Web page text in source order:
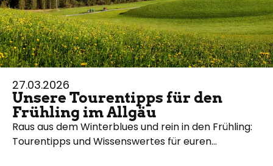
27.03.2026
Unsere Tourentipps für den
Frühling im Allgäu
Raus aus dem Winterblues und rein in den Frühling:
Tourentipps und Wissenswertes für euren…